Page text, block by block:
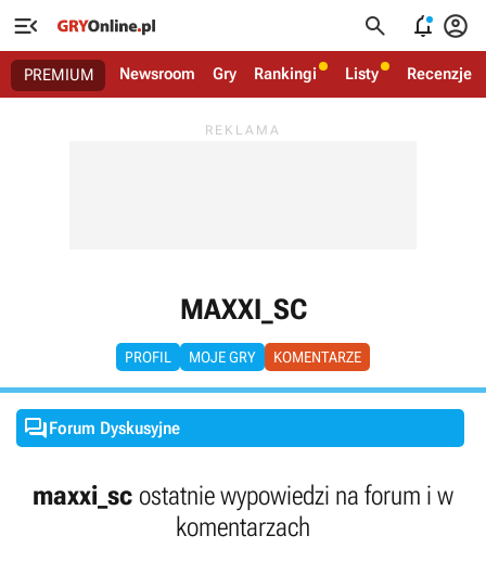
   
PREMIUM Newsroom Gry Rankingi Listy Recenzje
MAXXI_SC
PROFIL MOJE GRY KOMENTARZE
Forum Dyskusyjne
maxxi_sc ostatnie wypowiedzi na forum i w
komentarzach